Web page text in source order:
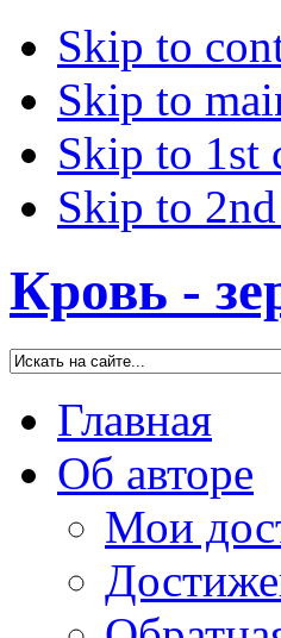
Skip to
Skip to
Skip to 1st
Skip to
Кровь -
Главная
Об авторе
Мои